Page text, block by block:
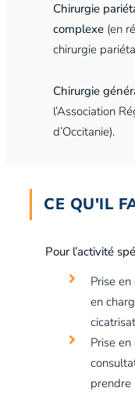
Chirurgie
complexe (en
chirurgie
Chirurgie
l’Association
d’Occitanie).
CE QU'IL
Pour l’activité
Prise
en
Prise
prendre